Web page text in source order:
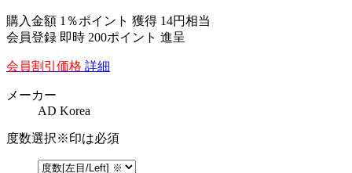
購入金額 1％ポイント 獲得 14円相当
会員登録 即時 200ポイント 進呈
会員割引価格 詳細
メーカー
AD Korea
度数選択※印は必須